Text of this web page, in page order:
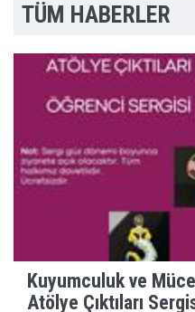
TÜM HABERLER
Kuyumculuk ve
Atölye Çıktıları